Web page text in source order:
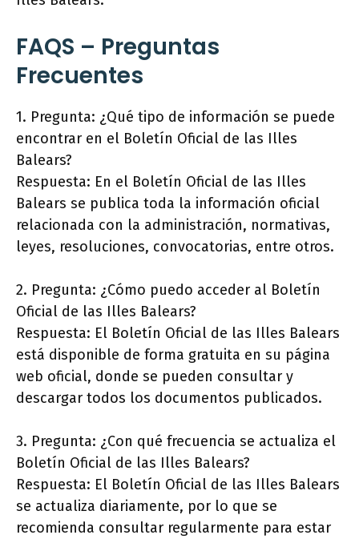
FAQS – Preguntas
Frecuentes
1. Pregunta: ¿Qué tipo de información se puede
encontrar en el Boletín Oficial de las Illes
Balears?
Respuesta: En el Boletín Oficial de las Illes
Balears se publica toda la información oficial
relacionada con la administración, normativas,
leyes, resoluciones, convocatorias, entre otros.
2. Pregunta: ¿Cómo puedo acceder al Boletín
Oficial de las Illes Balears?
Respuesta: El Boletín Oficial de las Illes Balears
está disponible de forma gratuita en su página
web oficial, donde se pueden consultar y
descargar todos los documentos publicados.
3. Pregunta: ¿Con qué frecuencia se actualiza el
Boletín Oficial de las Illes Balears?
Respuesta: El Boletín Oficial de las Illes Balears
se actualiza diariamente, por lo que se
recomienda consultar regularmente para estar